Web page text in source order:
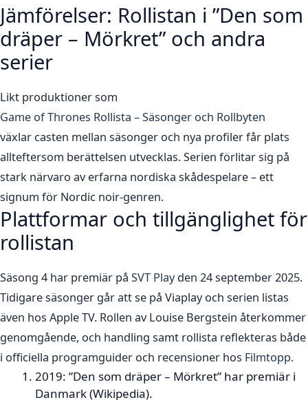
Jämförelser: Rollistan i ”Den som
dräper – Mörkret” och andra
serier
Likt produktioner som
Game of Thrones Rollista – Säsonger och Rollbyten
växlar casten mellan säsonger och nya profiler får plats
allteftersom berättelsen utvecklas. Serien förlitar sig på
stark närvaro av erfarna nordiska skådespelare – ett
signum för Nordic noir-genren.
Plattformar och tillgänglighet för
rollistan
Säsong 4 har premiär på SVT Playden 24 september 2025.
Tidigare säsonger går att se på Viaplay och serien listas
även hos Apple TV. Rollen av Louise Bergstein återkommer
genomgående, och handling samt rollista reflekteras både
i officiella programguider och recensioner hos Filmtopp.
2019: ”Den som dräper – Mörkret” har premiär i
Danmark (Wikipedia).